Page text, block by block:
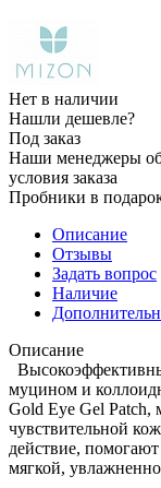
Нет в наличии
Нашли дешевле?
Под заказ
Наши менеджеры
условия заказа
Пробники в
Описание
Отзывы
Задать вопрос
Наличие
Описание
муцином и
Gold Eye Gel Patch,
чувствительной
действие,
мягкой,